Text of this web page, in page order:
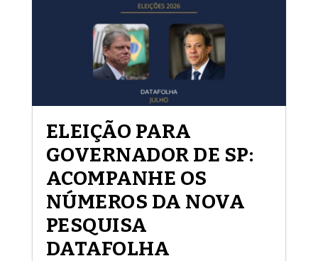
ELEIÇÃO PARA
GOVERNADOR DE SP:
ACOMPANHE OS
NÚMEROS DA NOVA
PESQUISA
DATAFOLHA